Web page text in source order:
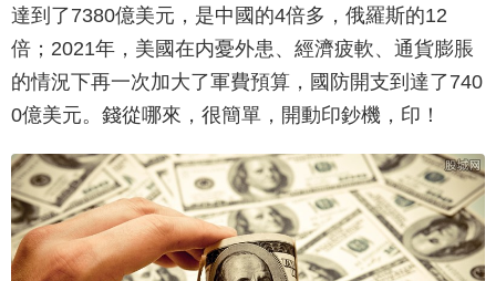
達到了7380億美元，是中國的4倍多，俄羅斯的12
倍；2021年，美國在内憂外患、經濟疲軟、通貨膨脹
的情況下再一次加大了軍費預算，國防開支到達了740
0億美元。錢從哪來，很簡單，開動印鈔機，印！